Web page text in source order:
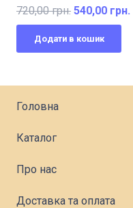
720,00грн. Оригінальна
ціна:
540,00 грн.
Додати в кошик
Головна
Каталог
Про нас
Доставка та оплата